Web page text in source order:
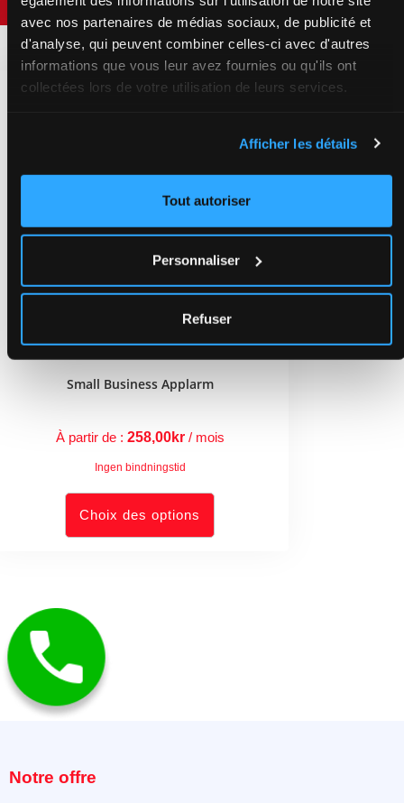
avec nos partenaires de médias sociaux, de publicité et
d'analyse, qui peuvent combiner celles-ci avec d'autres
informations que vous leur avez fournies ou qu'ils ont
collectées lors de votre utilisation de leurs services.
Afficher les détails
Tout autoriser
Personnaliser
Refuser
Small Business Applarm
À partir de : 258,00kr / mois
Ingen bindningstid
Choix des options
Notre offre